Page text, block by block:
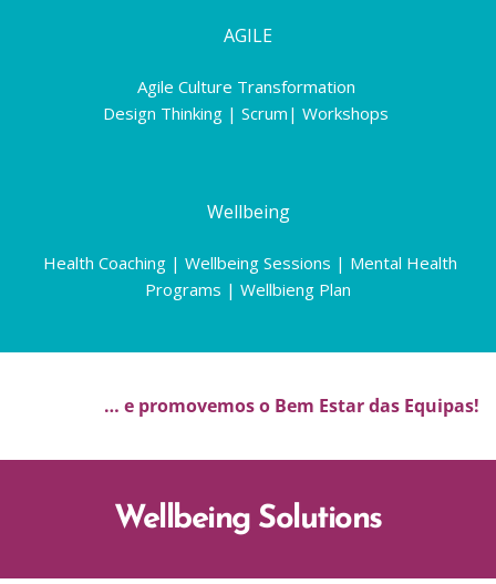
AGILE
Agile Culture Transformation
Design Thinking | Scrum| Workshops
Wellbeing
Health Coaching | Wellbeing Sessions | Mental Health
Programs | Wellbieng Plan
… e promovemos o Bem Estar das Equipas!
Wellbeing Solutions